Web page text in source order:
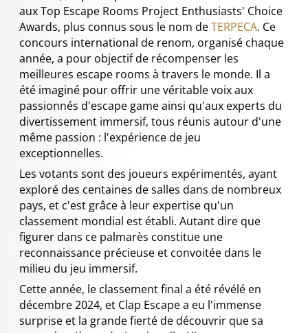
aux Top Escape Rooms Project Enthusiasts' Choice
Awards, plus connus sous le nom deTERPECA. Ce
concours international de renom, organisé chaque
année, a pour objectif de récompenser les
meilleures escape rooms à travers le monde. Il a
été imaginé pour offrir une véritable voix aux
passionnés d'escape game ainsi qu'aux experts du
divertissement immersif, tous réunis autour d'une
même passion : l'expérience de jeu
exceptionnelles.
Les votants sont des joueurs expérimentés, ayant
exploré des centaines de salles dans de nombreux
pays, et c'est grâce à leur expertise qu'un
classement mondial est établi. Autant dire que
figurer dans ce palmarès constitue une
reconnaissance précieuse et convoitée dans le
milieu du jeu immersif.
Cette année, le classement final a été révélé en
décembre 2024, et Clap Escape a eu l'immense
surprise et la grande fierté de découvrir que sa